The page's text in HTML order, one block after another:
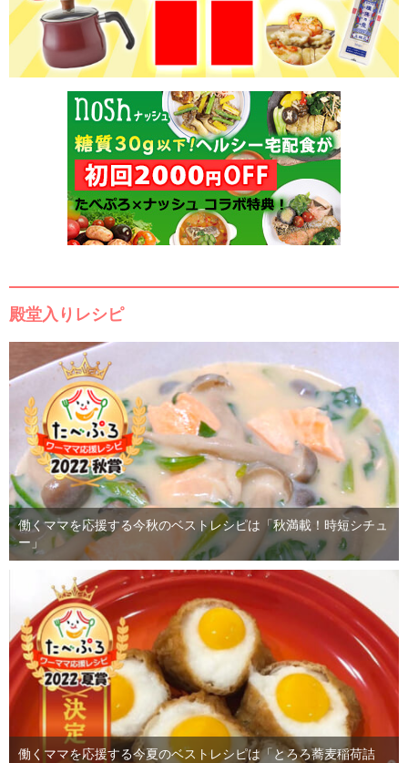
殿堂入りレシピ
働くママを応援する今秋のベストレシピは「秋満載！時短シチュ
ー」
働くママを応援する今夏のベストレシピは「とろろ蕎麦稲荷詰